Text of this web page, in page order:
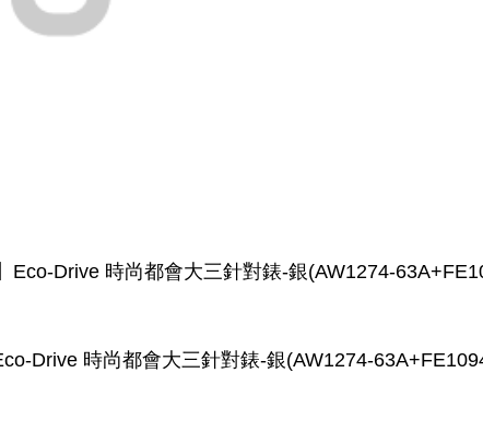
Eco-Drive 時尚都會大三針對錶-銀(AW1274-
Drive 時尚都會大三針對錶-銀(AW1274-